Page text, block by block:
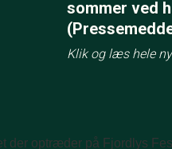
sommer ved
Klik og læs hele